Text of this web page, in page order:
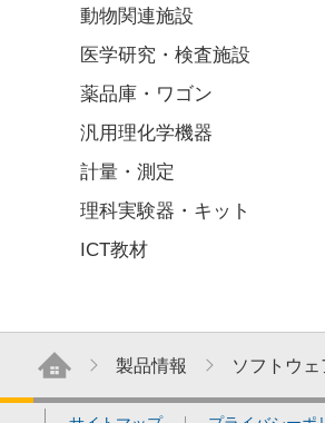
動物関連施設
医学研究・検査施設
薬品庫・ワゴン
汎用理化学機器
計量・測定
理科実験器・キット
ICT教材
製品情報 ソフトウ